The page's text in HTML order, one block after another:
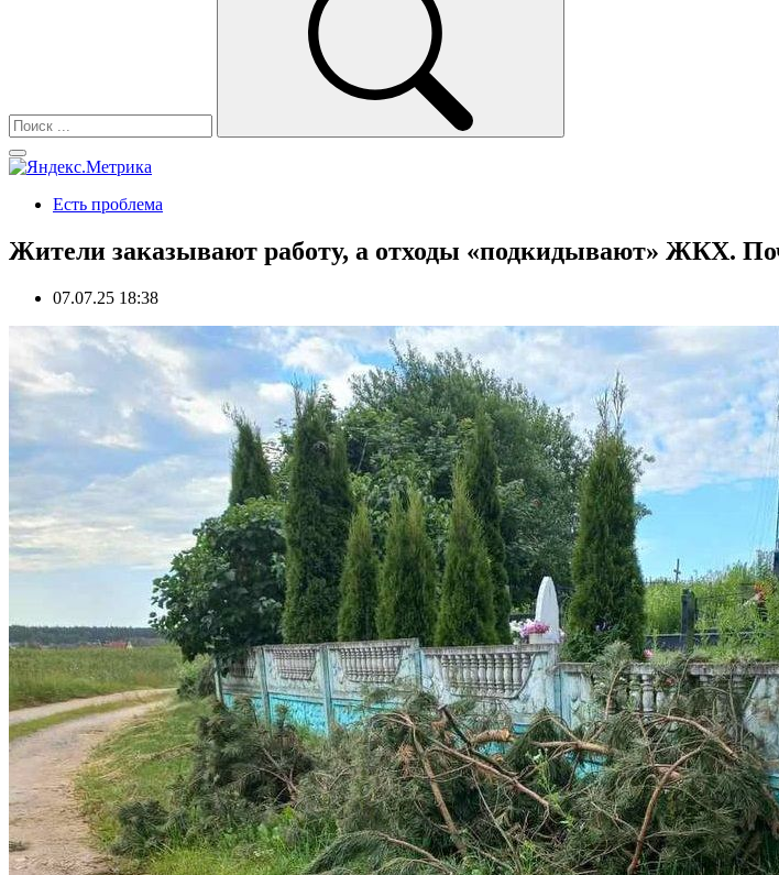
Есть проблема
Жители заказывают работу, а отходы «подкидывают» ЖКХ.
07.07.25 18:38